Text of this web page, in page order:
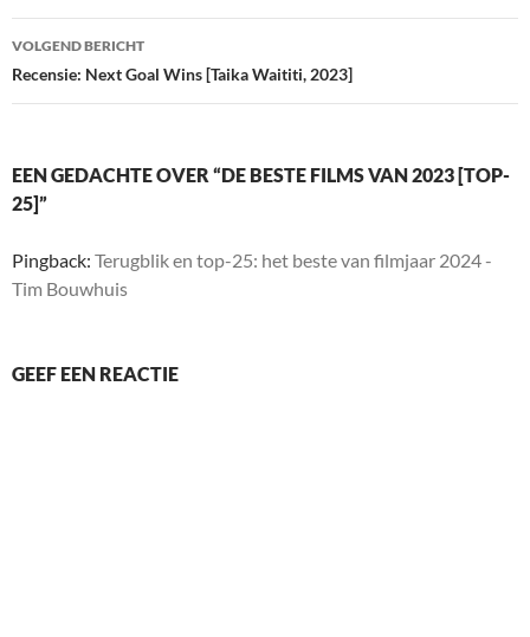
VOLGEND BERICHT
Recensie: Next Goal Wins [Taika Waititi, 2023]
EEN GEDACHTE OVER “DE BESTE FILMS VAN 2023 [TOP-
25]”
Pingback: Terugblik en top-25: het beste van filmjaar 2024 -
Tim Bouwhuis
GEEF EEN REACTIE